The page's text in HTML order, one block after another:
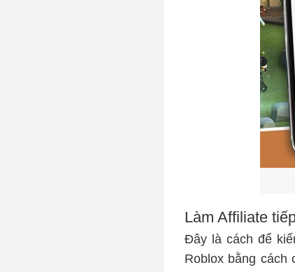
Làm Affiliate
Đây là cách để
Roblox bằng cách